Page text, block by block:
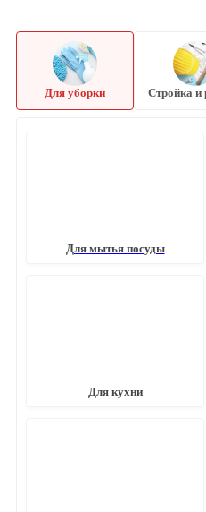
Для уборки Стройка и
Для мытья посуды
Для кухни